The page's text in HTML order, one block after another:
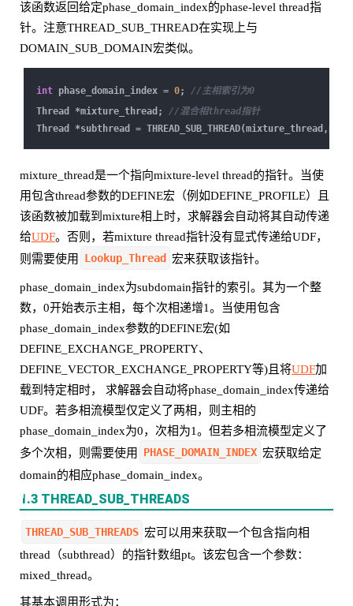
该函数返回给定phase_domain_index的phase-level thread指
针。注意THREAD_SUB_THREAD在实现上与
DOMAIN_SUB_DOMAIN宏类似。
int phase_domain_index = 0; //主相索引为0
Thread *mixture_thread; //混合相thread指针
Thread *subthread =
mixture_thread是一个指向mixture-level thread的指针。当使
用包含thread参数的DEFINE宏（例如DEFINE_PROFILE）且
该函数被加载到mixture相上时，求解器会自动将其自动传递
给UDF。否则，若mixture thread指针没有显式传递给UDF，
则需要使用
Lookup_Thread 宏来获取该指针。
phase_domain_index为subdomain指针的索引。其为一个整
数，0开始表示主相，每个次相递增1。当使用包含
phase_domain_index参数的DEFINE宏(如
DEFINE_EXCHANGE_PROPERTY、
DEFINE_VECTOR_EXCHANGE_PROPERTY等)且将UDF加
载到特定相时， 求解器会自动将phase_domain_index传递给
UDF。若多相流模型仅定义了两相，则主相的
phase_domain_index为0，次相为1。但若多相流模型定义了
多个次相，则需要使用
PHASE_DOMAIN_INDEX 宏获取给定
domain的相应phase_domain_index。
1.3 THREAD_SUB_THREADS
THREAD_SUB_THREADS 宏可以用来获取一个包含指向相
thread（subthread）的指针数组pt。该宏包含一个参数：
mixed_thread。
其基本调用形式为：